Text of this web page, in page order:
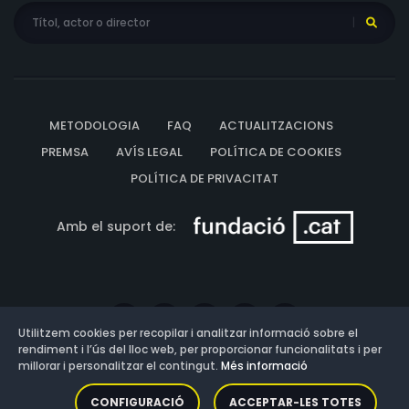
METODOLOGIA FAQ
ACTUALITZACIONS
PREMSA
AVÍS LEGAL
POLÍTICA DE COOKIES
POLÍTICA DE PRIVACITAT
Amb el suport de:
Versió: 3.13.0.202607011342
Utilitzem cookies per recopilar i analitzar informació sobre el
rendiment i l’ús del lloc web, per proporcionar funcionalitats i per
millorar i personalitzar el contingut. Més informació
CONFIGURACIÓ ACCEPTAR-LES TOTES